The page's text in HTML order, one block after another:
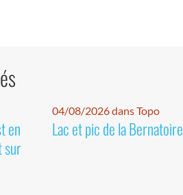
en
sur
04/08/2026 dans Topo
Lac et pic de la Bernatoire